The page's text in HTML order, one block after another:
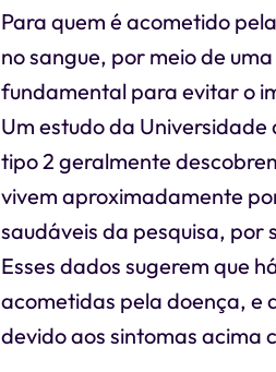
Para quem é acometido
no sangue, por meio de
fundamental para evitar o
Um estudo da
tipo 2 geralmente
vivem aproximadamente
saudáveis da pesquisa, por
Esses dados sugerem que
acometidas pela doença, e
devido aos sintomas acima